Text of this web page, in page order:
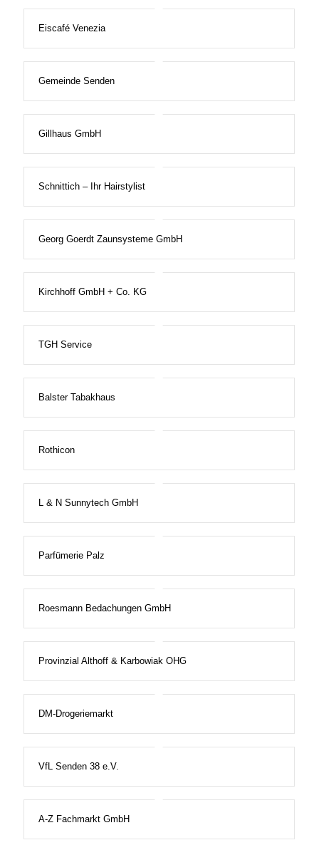
Eiscafé Venezia
Gemeinde Senden
Gillhaus GmbH
Schnittich – Ihr Hairstylist
Georg Goerdt Zaunsysteme GmbH
Kirchhoff GmbH + Co. KG
TGH Service
Balster Tabakhaus
Rothicon
L & N Sunnytech GmbH
Parfümerie Palz
Roesmann Bedachungen GmbH
Provinzial Althoff & Karbowiak OHG
DM-Drogeriemarkt
VfL Senden 38 e.V.
A-Z Fachmarkt GmbH